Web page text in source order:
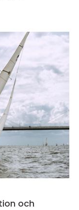
och